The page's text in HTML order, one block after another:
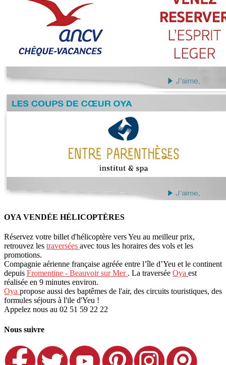
OYA VENDÉE HÉLICOPTÈRES
Réservez votre billet d'hélicoptère vers Yeu au meilleur prix,
retrouvez les traversées avec tous les horaires des vols et les
promotions.
Compagnie aérienne française agréée entre l’île d’Yeu et le continent
depuis Fromentine - Beauvoir sur Mer . La traversée Oya est
réalisée en 9 minutes environ.
Oya propose aussi des baptêmes de l'air, des circuits touristiques, des
formules séjours à l'ile d'Yeu !
Appelez nous au 02 51 59 22 22
Nous suivre